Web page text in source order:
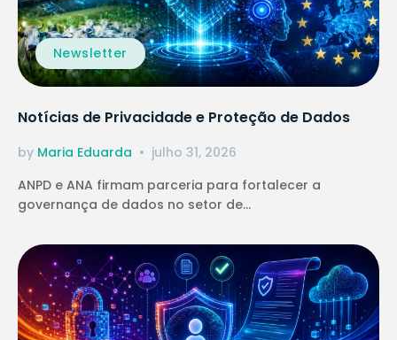
Newsletter
Notícias de Privacidade e Proteção de Dados
by Maria Eduarda
julho 31, 2026
ANPD e ANA firmam parceria para fortalecer a
governança de dados no setor de...